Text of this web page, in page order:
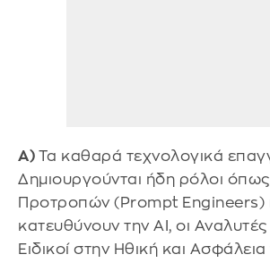
Α) Τα καθαρά τεχνολογικά
Δημιουργούνται ήδη ρόλοι όπως
Προτροπών (Prompt Engineers)
κατευθύνουν την AI, οι
Ειδικοί στην Ηθική και